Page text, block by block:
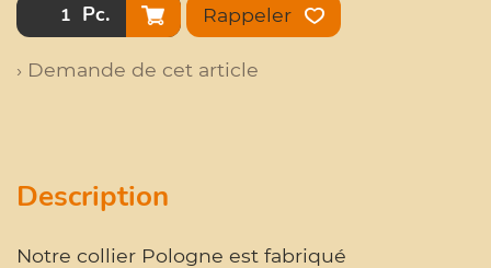
Pc. Rappeler
› Demande de cet article
Description
Notre collier Pologne est fabriqué